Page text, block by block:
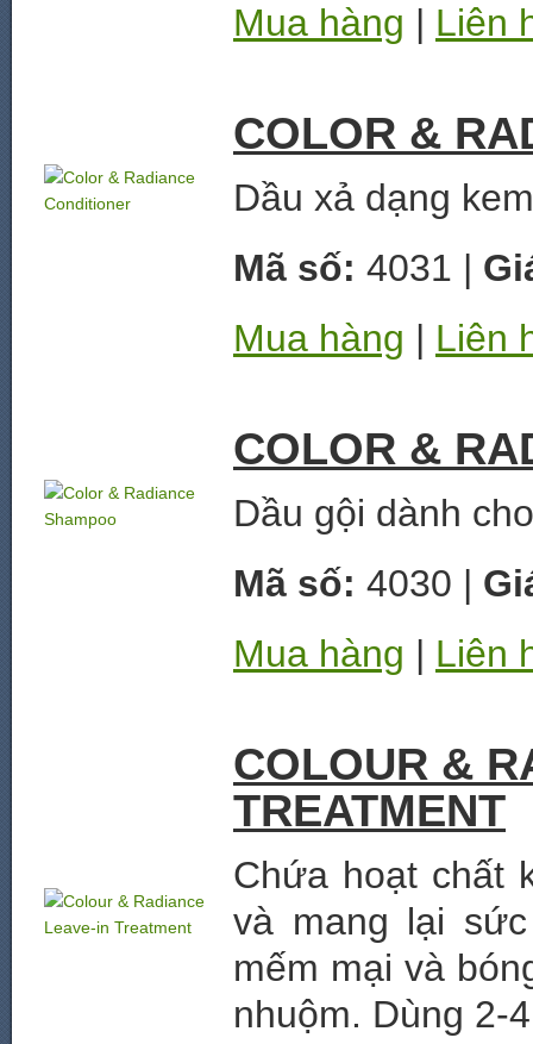
Mua hàng | Liên
COLOR &
Dầu xả dạng
Mã số: 4031 |
Mua hàng | Liên
COLOR &
Dầu gội dành
Mã số: 4030 |
Mua hàng | Liên
COLOUR &
TREATMENT
Chứa hoạt chất
và mang lại
mếm mại và
nhuộm. Dùng 2-